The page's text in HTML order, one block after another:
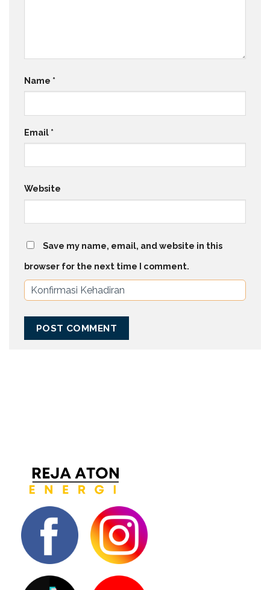
Name *
Email *
Website
Save my name, email, and website in this
browser for the next time I comment.